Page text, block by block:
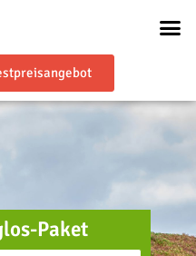
Paket